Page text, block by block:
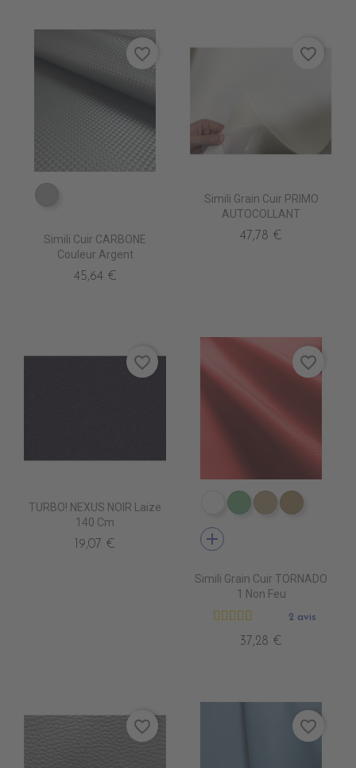
Simili Cuir CARBONE
Couleur Argent
45,64 €
favorite_border
Simili Grain Cuir PRIMO
AUTOCOLLANT
47,78 €
favorite_border
TURBO! NEXUS NOIR Laize
140 Cm
19,07 €
favorite_border
EN3000 NEIGE
EN3010EN3020EN3030
add
Simili Grain Cuir TORNADO
1 Non Feu
2 avis
37,28 €
favorite_border
favorite_border favorite_border